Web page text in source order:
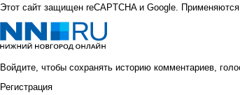
Этот сайт защищен reCAPTCHA и Google. Применяются
Войдите, чтобы сохранять историю комментариев,
Регистрация